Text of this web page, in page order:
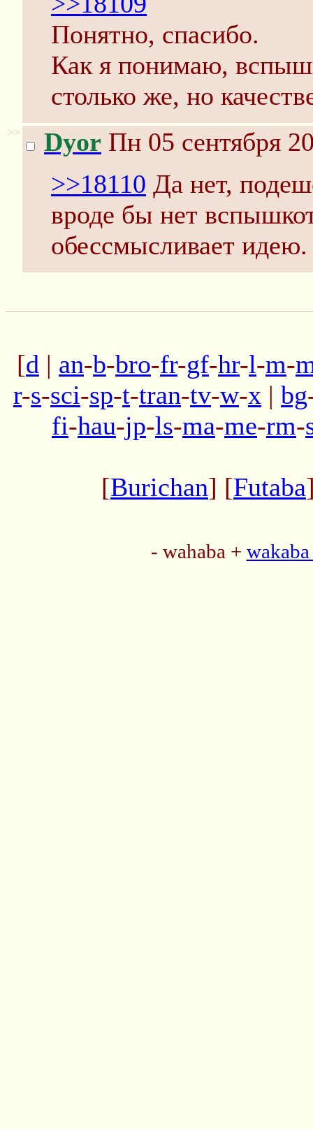
Понятно, спасибо.
Как я понимаю,
столько же, но
>> Dyor Пн 05 сентября
>>18110 Да нет,
вроде бы нет
обессмысливает идею.
[d | an-b-bro-fr-gf-hr-l-m-
r-s-sci-sp-t-tran-tv-w-x | bg
fi-hau-jp-ls-ma-me-rm-
[Burichan] [Futaba
- wahaba +